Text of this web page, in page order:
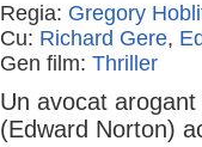
Regia: Gregory
Cu: Richard Gere,
Gen film: Thriller
Un avocat
(Edward Norton)